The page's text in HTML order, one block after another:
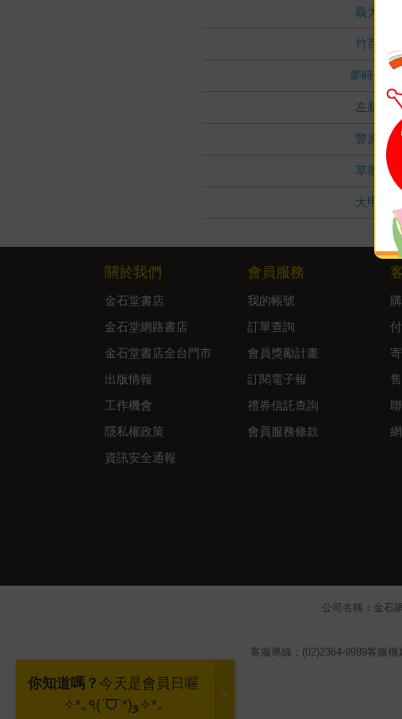
義大店
竹百店
夢時代店
左新店
豐原店
草衙店
大甲店
關於我們
金石堂書店
金石堂網路書店
金石堂書店全台門市
出版情報
工作機會
隱私權政策
資訊安全通報
會員服務
我的帳號
訂單查詢
會員獎勵計畫
訂閱電子報
禮券信託查詢
會員服務條款
公司名稱：金石
客服專線：(02)2364-9989客服傳
你知道嗎？ 今天是會員日喔
✧*｡٩(ˊᗜˋ*)و✧*｡